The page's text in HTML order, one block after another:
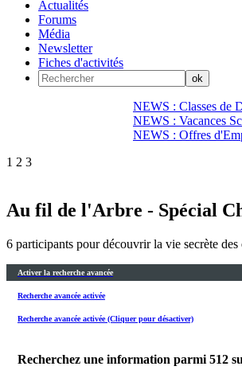
Actualités
Forums
Média
Newsletter
Fiches d'activités
NEWS : Classes de
NEWS : Vacances
NEWS : Offres
1 2 3
Au fil de l'Arbre - Spécial
6 participants pour découvrir la vie secrète des
Activer la recherche avancée
Recherche avancée activée
Recherche avancée activée (Cliquer pour désactiver)
Recherchez une information parmi 512